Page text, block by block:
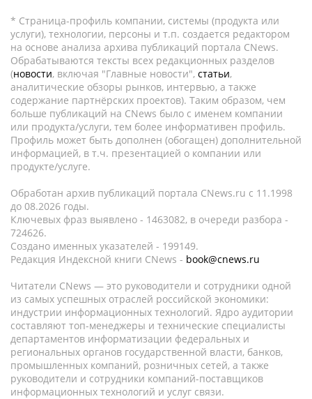
* Страница-профиль компании, системы (продукта или
услуги), технологии, персоны и т.п. создается редактором
на основе анализа архива публикаций портала CNews.
Обрабатываются тексты всех редакционных разделов
(новости, включая "Главные новости", статьи,
аналитические обзоры рынков, интервью, а также
содержание партнёрских проектов). Таким образом, чем
больше публикаций на CNews было с именем компании
или продукта/услуги, тем более информативен профиль.
Профиль может быть дополнен (обогащен) дополнительной
информацией, в т.ч. презентацией о компании или
продукте/услуге.
Обработан архив публикаций портала CNews.ru c 11.1998
до 08.2026 годы.
Ключевых фраз выявлено - 1463082, в очереди разбора -
724626.
Создано именных указателей - 199149.
Редакция Индексной книги CNews - book@cnews.ru
Читатели CNews — это руководители и сотрудники одной
из самых успешных отраслей российской экономики:
индустрии информационных технологий. Ядро аудитории
составляют топ-менеджеры и технические специалисты
департаментов информатизации федеральных и
региональных органов государственной власти, банков,
промышленных компаний, розничных сетей, а также
руководители и сотрудники компаний-поставщиков
информационных технологий и услуг связи.